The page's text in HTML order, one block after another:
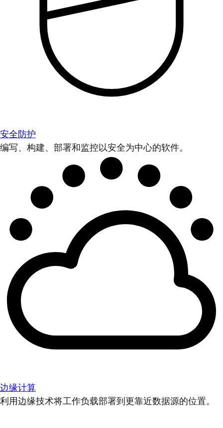
安全防护
编写、构建、部署和监控以安全为中心的软件。
边缘计算
利用边缘技术将工作负载部署到更靠近数据源的位置。